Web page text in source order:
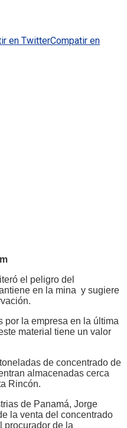
en TwitterCompatir en
el peligro del
en la mina y sugiere
por la empresa en la última
material tiene un valor
de concentrado de
almacenadas cerca
Rincón.
de Panamá, Jorge
la venta del concentrado
procurador de la